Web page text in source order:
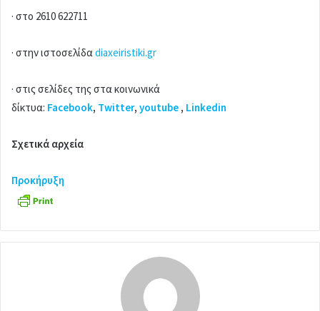
· στο 2610 622711
· στην ιστοσελίδαdiaxeiristiki.gr
· στις σελίδες της στα κοινωνικά
δίκτυα: Facebook, Twitter, youtube , Linkedin
Σχετικά αρχεία
Προκήρυξη